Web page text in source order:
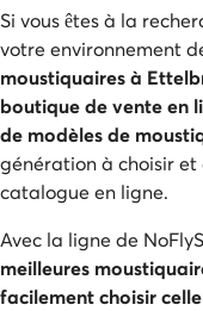
Si vous êtes à la
votre environnement
moustiquaires à
boutique de vente en
de modèles de
génération à choisir
catalogue en ligne.
Avec la ligne de
meilleures
facilement choisir